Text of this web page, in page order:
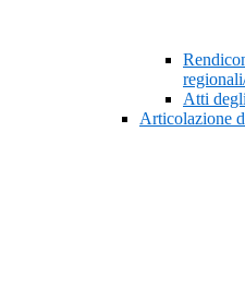
Atti
Articolazione